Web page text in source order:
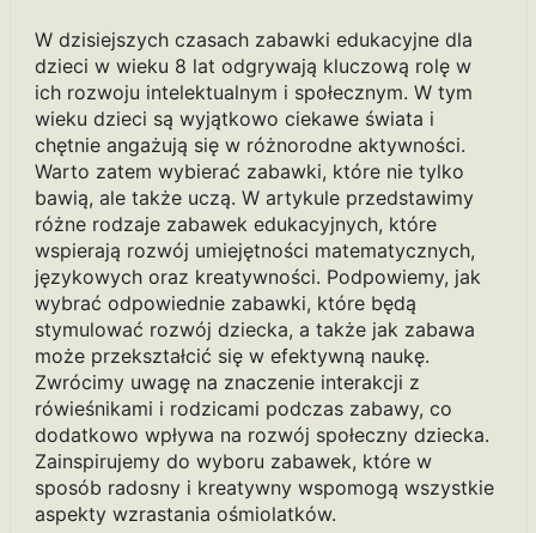
W dzisiejszych czasach zabawki edukacyjne dla
dzieci w wieku 8 lat odgrywają kluczową rolę w
ich rozwoju intelektualnym i społecznym. W tym
wieku dzieci są wyjątkowo ciekawe świata i
chętnie angażują się w różnorodne aktywności.
Warto zatem wybierać zabawki, które nie tylko
bawią, ale także uczą. W artykule przedstawimy
różne rodzaje zabawek edukacyjnych, które
wspierają rozwój umiejętności matematycznych,
językowych oraz kreatywności. Podpowiemy, jak
wybrać odpowiednie zabawki, które będą
stymulować rozwój dziecka, a także jak zabawa
może przekształcić się w efektywną naukę.
Zwrócimy uwagę na znaczenie interakcji z
rówieśnikami i rodzicami podczas zabawy, co
dodatkowo wpływa na rozwój społeczny dziecka.
Zainspirujemy do wyboru zabawek, które w
sposób radosny i kreatywny wspomogą wszystkie
aspekty wzrastania ośmiolatków.